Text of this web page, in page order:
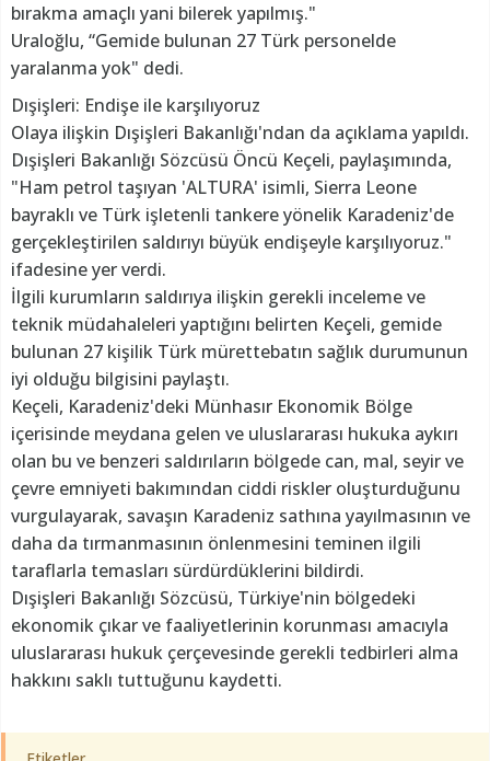
bırakma amaçlı yani bilerek yapılmış."
Uraloğlu, “Gemide bulunan 27 Türk personelde
yaralanma yok" dedi.
Dışişleri: Endişe ile karşılıyoruz
Olaya ilişkin Dışişleri Bakanlığı'ndan da açıklama yapıldı.
Dışişleri Bakanlığı Sözcüsü Öncü Keçeli, paylaşımında,
"Ham petrol taşıyan 'ALTURA' isimli, Sierra Leone
bayraklı ve Türk işletenli tankere yönelik Karadeniz'de
gerçekleştirilen saldırıyı büyük endişeyle karşılıyoruz."
ifadesine yer verdi.
İlgili kurumların saldırıya ilişkin gerekli inceleme ve
teknik müdahaleleri yaptığını belirten Keçeli, gemide
bulunan 27 kişilik Türk mürettebatın sağlık durumunun
iyi olduğu bilgisini paylaştı.
Keçeli, Karadeniz'deki Münhasır Ekonomik Bölge
içerisinde meydana gelen ve uluslararası hukuka aykırı
olan bu ve benzeri saldırıların bölgede can, mal, seyir ve
çevre emniyeti bakımından ciddi riskler oluşturduğunu
vurgulayarak, savaşın Karadeniz sathına yayılmasının ve
daha da tırmanmasının önlenmesini teminen ilgili
taraflarla temasları sürdürdüklerini bildirdi.
Dışişleri Bakanlığı Sözcüsü, Türkiye'nin bölgedeki
ekonomik çıkar ve faaliyetlerinin korunması amacıyla
uluslararası hukuk çerçevesinde gerekli tedbirleri alma
hakkını saklı tuttuğunu kaydetti.